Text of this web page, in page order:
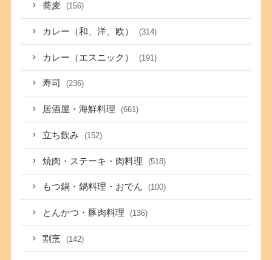
蕎麦 (156)
カレー（和、洋、欧） (314)
カレー（エスニック） (191)
寿司 (236)
居酒屋・海鮮料理 (661)
立ち飲み (152)
焼肉・ステーキ・肉料理 (518)
もつ鍋・鍋料理・おでん (100)
とんかつ・豚肉料理 (136)
割烹 (142)